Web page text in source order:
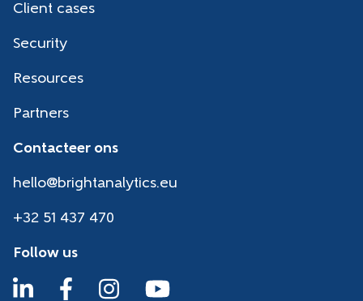
Client cases
Security
Resources
Partners
Contacteer ons
hello@brightanalytics.eu
+32 51 437 470
Follow us